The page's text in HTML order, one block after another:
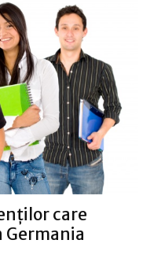
care
Germania